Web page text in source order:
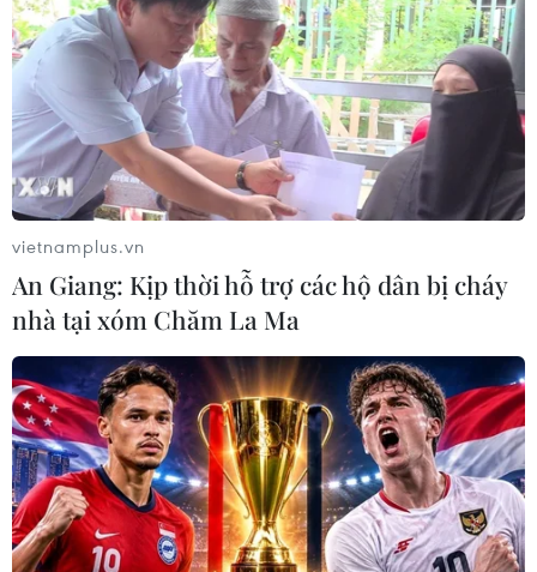
NASA "bắt tay" cùng Blue Origin trong nỗ
lực khám phá Mặt Trăng
20/05/2023 10:08
Theo hợp đồng, công ty của tỷ phú Jeff Bezos có nhiệm
vụ đưa các phi hành gia của NASA lên Mặt Trăng và
sau đó đưa họ trở lại Trái Đất.
vietnamplus.vn
An Giang: Kịp thời hỗ trợ các hộ dân bị cháy
nhà tại xóm Chăm La Ma